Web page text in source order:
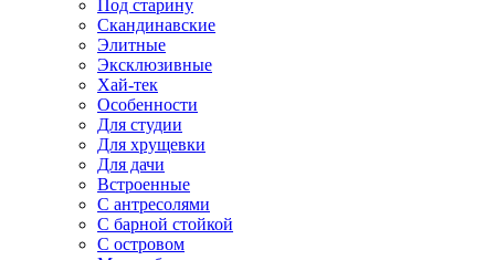
Под старину
Скандинавские
Элитные
Эксклюзивные
Хай-тек
Особенности
Для студии
Для хрущевки
Для дачи
Встроенные
С антресолями
С барной стойкой
С островом